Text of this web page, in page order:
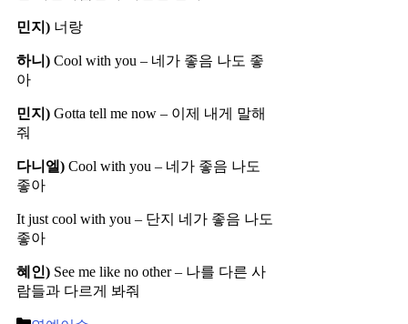
민지) 너랑
하니) Cool with you – 네가 좋음 나도 좋
아
민지) Gotta tell me now – 이제 내게 말해
줘
다니엘) Cool with you – 네가 좋음 나도
좋아
It just cool with you – 단지 네가 좋음 나도
좋아
혜인) See me like no other – 나를 다른 사
람들과 다르게 봐줘